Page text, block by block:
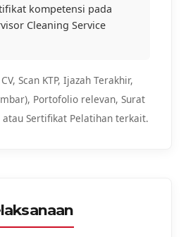
kompetensi pada
Cleaning Service
CV, Scan KTP, Ijazah Terakhir,
Portofolio relevan, Surat
atau Sertifikat Pelatihan terkait.